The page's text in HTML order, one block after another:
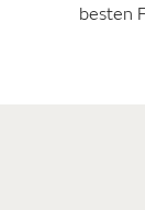
besten